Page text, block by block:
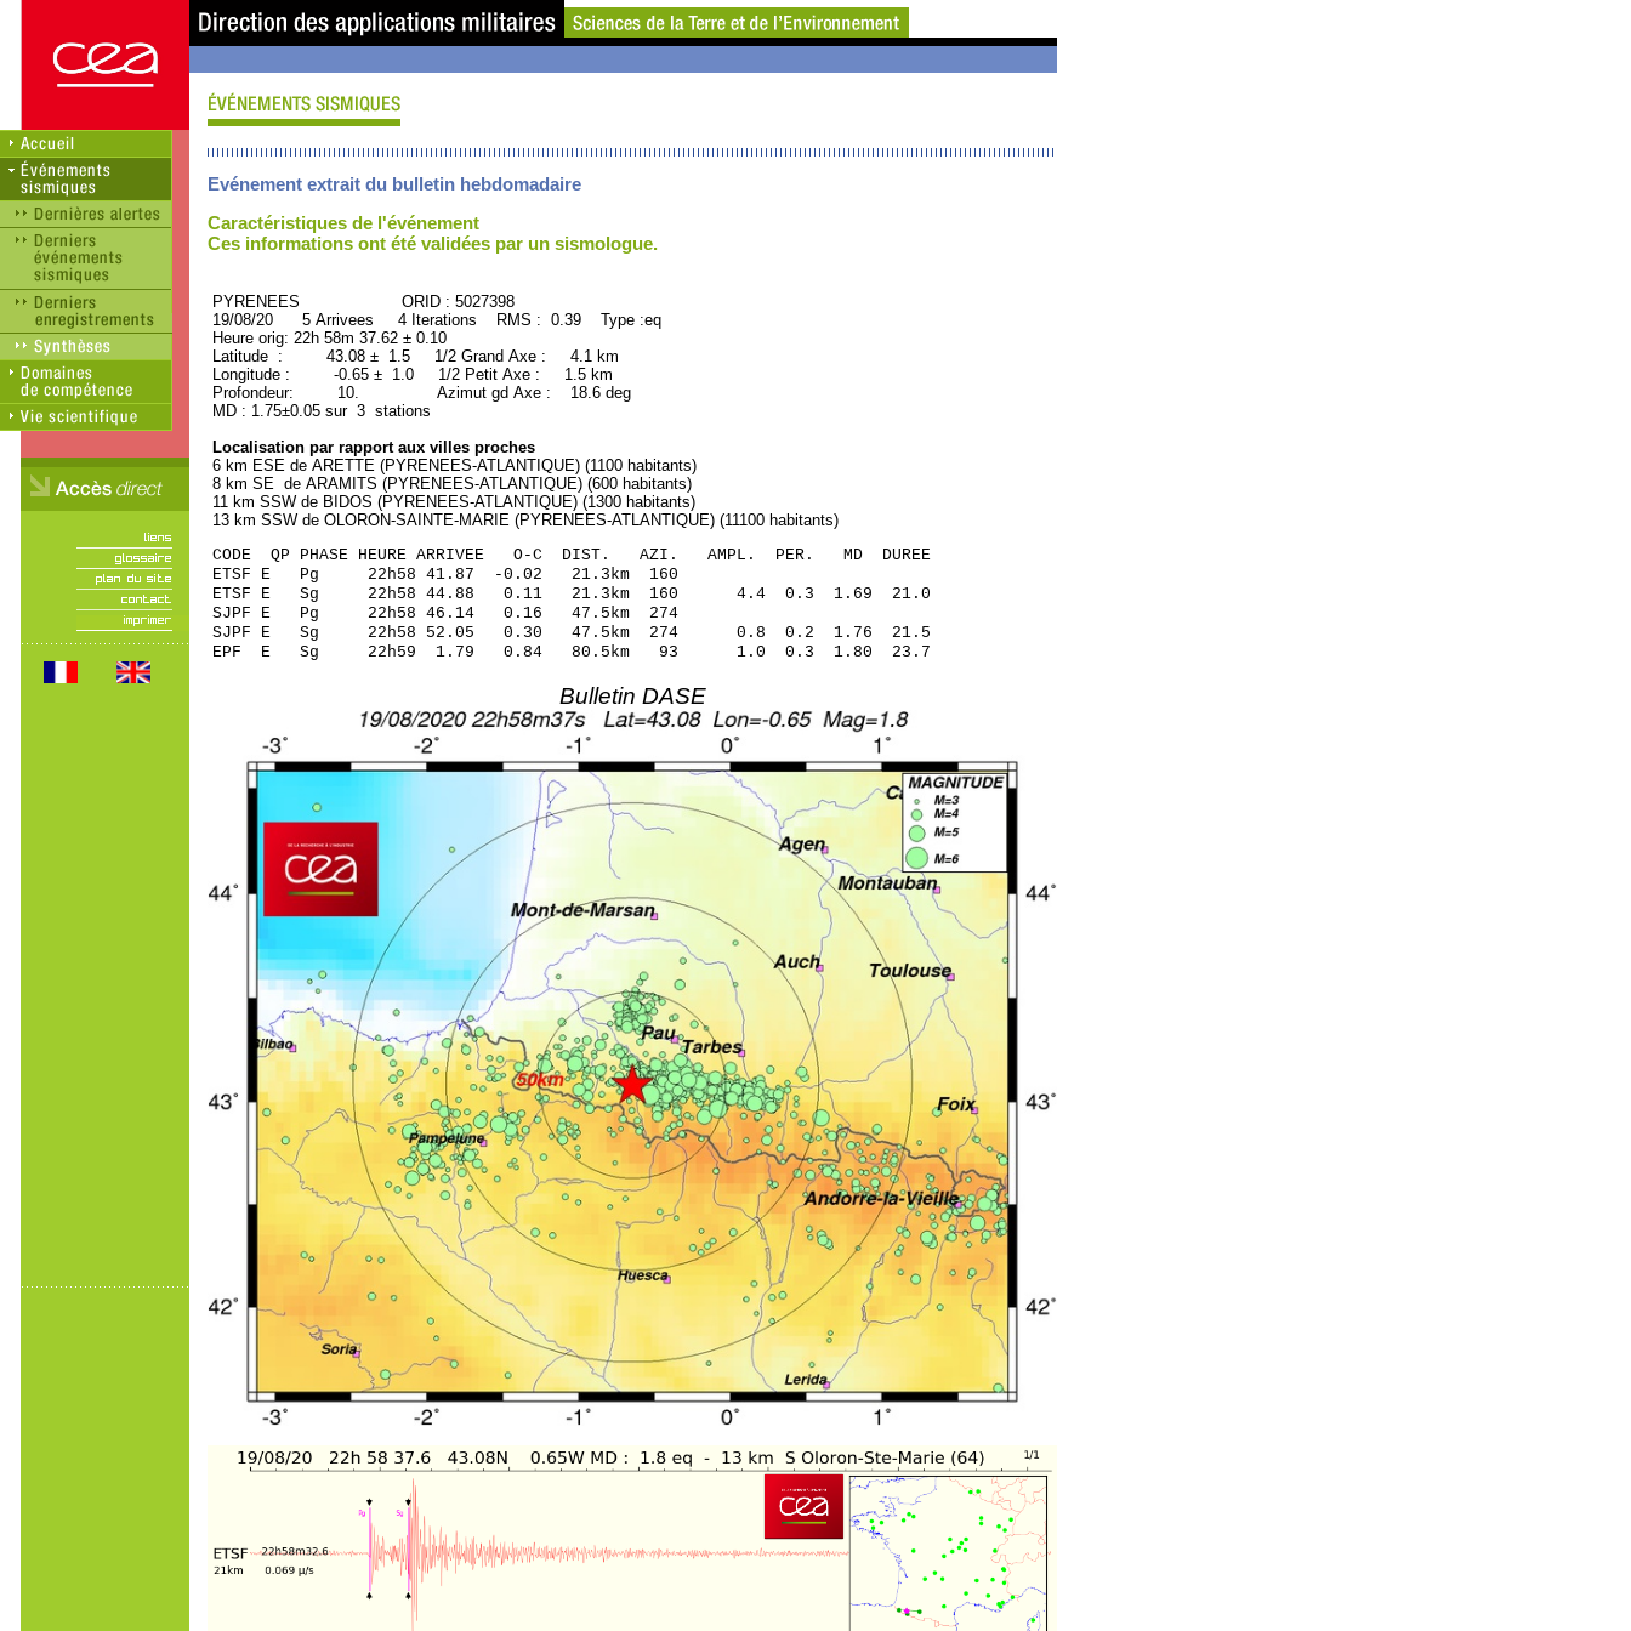
Evénement extrait du bulletin hebdomadaire
Caractéristiques de l'événement
Ces informations ont été validées par un sismologue.
PYRENEES ORID : 5027398
19/08/20 5 Arrivees 4 Iterations RMS : 0.39 Type :eq
Heure orig: 22h 58m 37.62 ± 0.10
Latitude : 43.08 ± 1.5 1/2 Grand Axe : 4.1 km
Longitude : -0.65 ± 1.0 1/2 Petit Axe : 1.5 km
Profondeur: 10. Azimut gd Axe : 18.6 deg
MD : 1.75±0.05 sur 3 stations
Localisation par rapport aux villes proches
6 km ESE de ARETTE (PYRENEES-ATLANTIQUE) (1100 habitants)
8 km SE de ARAMITS (PYRENEES-ATLANTIQUE) (600 habitants)
11 km SSW de BIDOS (PYRENEES-ATLANTIQUE) (1300 habitants)
13 km SSW de OLORON-SAINTE-MARIE (PYRENEES-ATLANTIQUE) (11100 habitants)
CODE QP PHASE HEURE ARRIVEE O-C DIST. AZI. AMPL. PER. MD DUREE
ETSF E Pg 22h58 41.87 -0.02 21.3km 160
ETSF E Sg 22h58 44.88 0.11 21.3km 160 4.4 0.3 1.69 21.0
SJPF E Pg 22h58 46.14 0.16 47.5km 274
SJPF E Sg 22h58 52.05 0.30 47.5km 274 0.8 0.2 1.76 21.5
EPF E Sg 22h59 1.79 0.84 80.5km 93 1.0 0.3 1.80 23.7
Bulletin DASE